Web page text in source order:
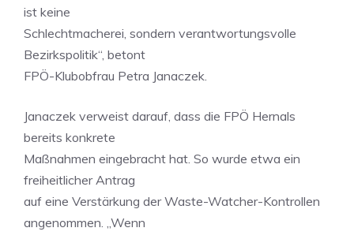
ist keine
Schlechtmacherei, sondern verantwortungsvolle
Bezirkspolitik“, betont
FPÖ-Klubobfrau Petra Janaczek.
Janaczek verweist darauf, dass die FPÖ Hernals
bereits konkrete
Maßnahmen eingebracht hat. So wurde etwa ein
freiheitlicher Antrag
auf eine Verstärkung der Waste-Watcher-Kontrollen
angenommen. „Wenn